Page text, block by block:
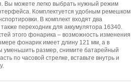
Вы можете легко выбрать нужный режим
Комплектуется удобным ремешком
В комплект входят два
переходник для аккумулятора 16340.
этого фонарика – возможность изменения
фонарик имеет длину 121 мм, а в
размер, снимите батарейный
по часовой стрелке, вставьте внутрь и